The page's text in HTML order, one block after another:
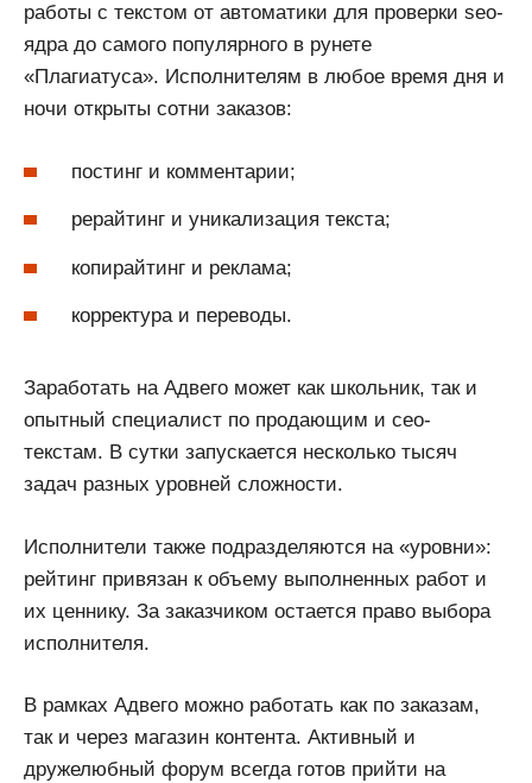
работы с текстом от автоматики для проверки seo-
ядра до самого популярного в рунете
«Плагиатуса». Исполнителям в любое время дня и
ночи открыты сотни заказов:
постинг и комментарии;
рерайтинг и уникализация текста;
копирайтинг и реклама;
корректура и переводы.
Заработать на Адвего может как школьник, так и
опытный специалист по продающим и сео-
текстам. В сутки запускается несколько тысяч
задач разных уровней сложности.
Исполнители также подразделяются на «уровни»:
рейтинг привязан к объему выполненных работ и
их ценнику. За заказчиком остается право выбора
исполнителя.
В рамках Адвего можно работать как по заказам,
так и через магазин контента. Активный и
дружелюбный форум всегда готов прийти на